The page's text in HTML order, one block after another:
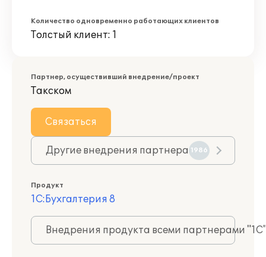
Количество одновременно работающих клиентов
Толстый клиент: 1
Партнер, осуществивший внедрение/проект
Такском
Связаться
Другие внедрения партнера 1986
Продукт
1С:Бухгалтерия 8
Внедрения продукта всеми партнерами